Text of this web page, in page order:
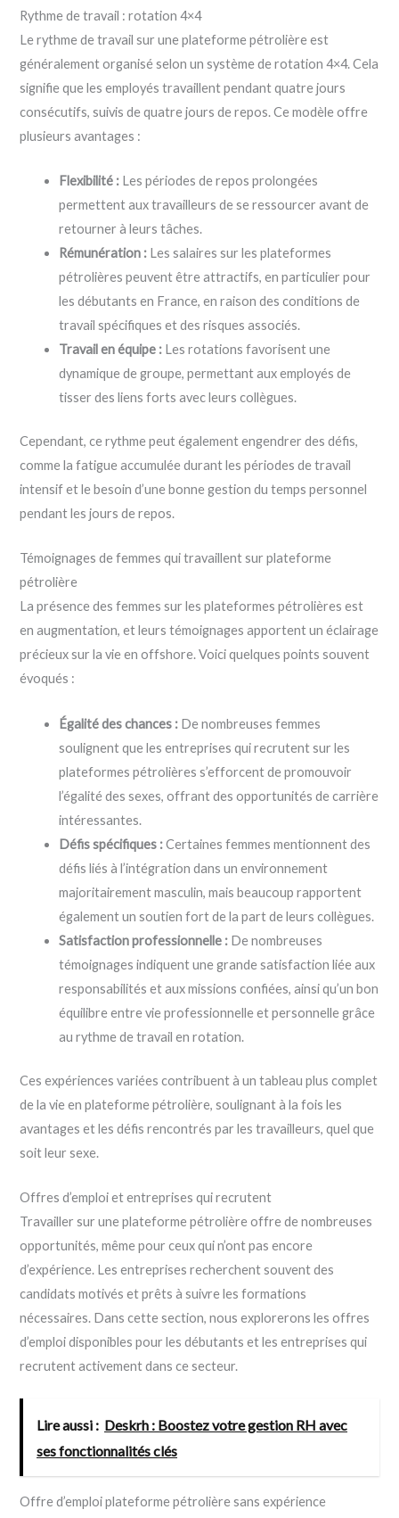
Rythme de travail : rotation 4×4
Le rythme de travail sur une plateforme pétrolière est
généralement organisé selon un système de rotation 4×4. Cela
signifie que les employés travaillent pendant quatre jours
consécutifs, suivis de quatre jours de repos. Ce modèle offre
plusieurs avantages :
Flexibilité : Les périodes de repos prolongées
permettent aux travailleurs de se ressourcer avant de
retourner à leurs tâches.
Rémunération : Les salaires sur les plateformes
pétrolières peuvent être attractifs, en particulier pour
les débutants en France, en raison des conditions de
travail spécifiques et des risques associés.
Travail en équipe : Les rotations favorisent une
dynamique de groupe, permettant aux employés de
tisser des liens forts avec leurs collègues.
Cependant, ce rythme peut également engendrer des défis,
comme la fatigue accumulée durant les périodes de travail
intensif et le besoin d’une bonne gestion du temps personnel
pendant les jours de repos.
Témoignages de femmes qui travaillent sur plateforme
pétrolière
La présence des femmes sur les plateformes pétrolières est
en augmentation, et leurs témoignages apportent un éclairage
précieux sur la vie en offshore. Voici quelques points souvent
évoqués :
Égalité des chances : De nombreuses femmes
soulignent que les entreprises qui recrutent sur les
plateformes pétrolières s’efforcent de promouvoir
l’égalité des sexes, offrant des opportunités de carrière
intéressantes.
Défis spécifiques :Certaines femmes mentionnent des
défis liés à l’intégration dans un environnement
majoritairement masculin, mais beaucoup rapportent
également un soutien fort de la part de leurs collègues.
Satisfaction professionnelle : De nombreuses
témoignages indiquent une grande satisfaction liée aux
responsabilités et aux missions confiées, ainsi qu’un bon
équilibre entre vie professionnelle et personnelle grâce
au rythme de travail en rotation.
Ces expériences variées contribuent à un tableau plus complet
de la vie en plateforme pétrolière, soulignant à la fois les
avantages et les défis rencontrés par les travailleurs, quel que
soit leur sexe.
Offres d’emploi et entreprises qui recrutent
Travailler sur une plateforme pétrolière offre de nombreuses
opportunités, même pour ceux qui n’ont pas encore
d’expérience. Les entreprises recherchent souvent des
candidats motivés et prêts à suivre les formations
nécessaires. Dans cette section, nous explorerons les offres
d’emploi disponibles pour les débutants et les entreprises qui
recrutent activement dans ce secteur.
Lire aussi : Deskrh : Boostez votre gestion RH avec
ses fonctionnalités clés
Offre d’emploi plateforme pétrolière sans expérience